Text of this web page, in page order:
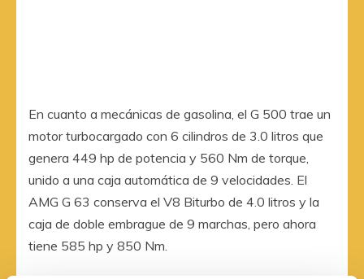
En cuanto a mecánicas de gasolina, el G 500 trae un
motor turbocargado con 6 cilindros de 3.0 litros que
genera 449 hp de potencia y 560 Nm de torque,
unido a una caja automática de 9 velocidades. El
AMG G 63 conserva el V8 Biturbo de 4.0 litros y la
caja de doble embrague de 9 marchas, pero ahora
tiene 585 hp y 850 Nm.